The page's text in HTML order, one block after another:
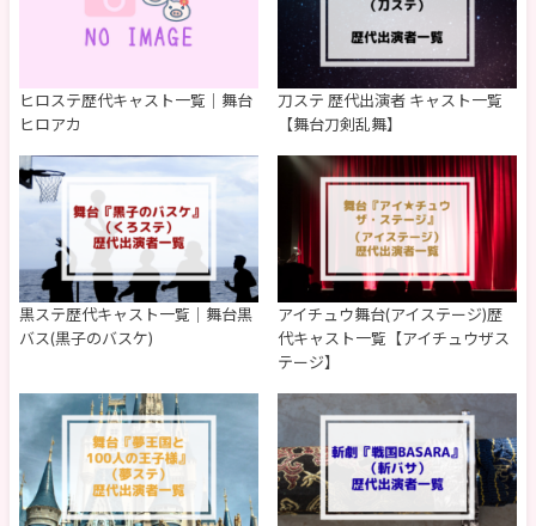
ヒロステ歴代キャスト一覧｜舞台
ヒロアカ
刀ステ 歴代出演者 キャスト一覧
【舞台刀剣乱舞】
黒ステ歴代キャスト一覧｜舞台黒
バス(黒子のバスケ)
アイチュウ舞台(アイステージ)歴
代キャスト一覧【アイチュウザス
テージ】